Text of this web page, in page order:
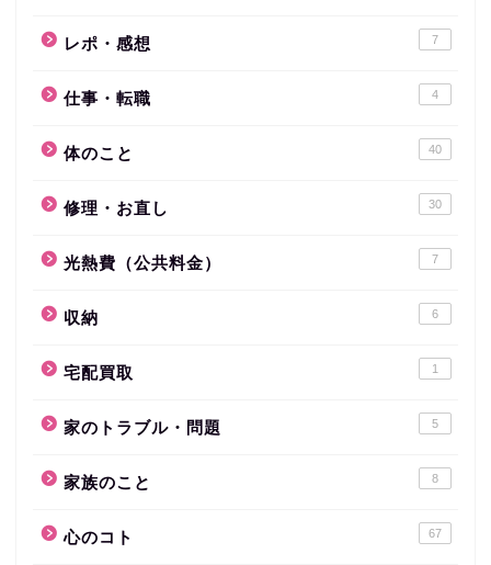
レポ・感想 7
仕事・転職 4
体のこと 40
修理・お直し 30
光熱費（公共料金） 7
収納 6
宅配買取 1
家のトラブル・問題 5
家族のこと 8
心のコト 67